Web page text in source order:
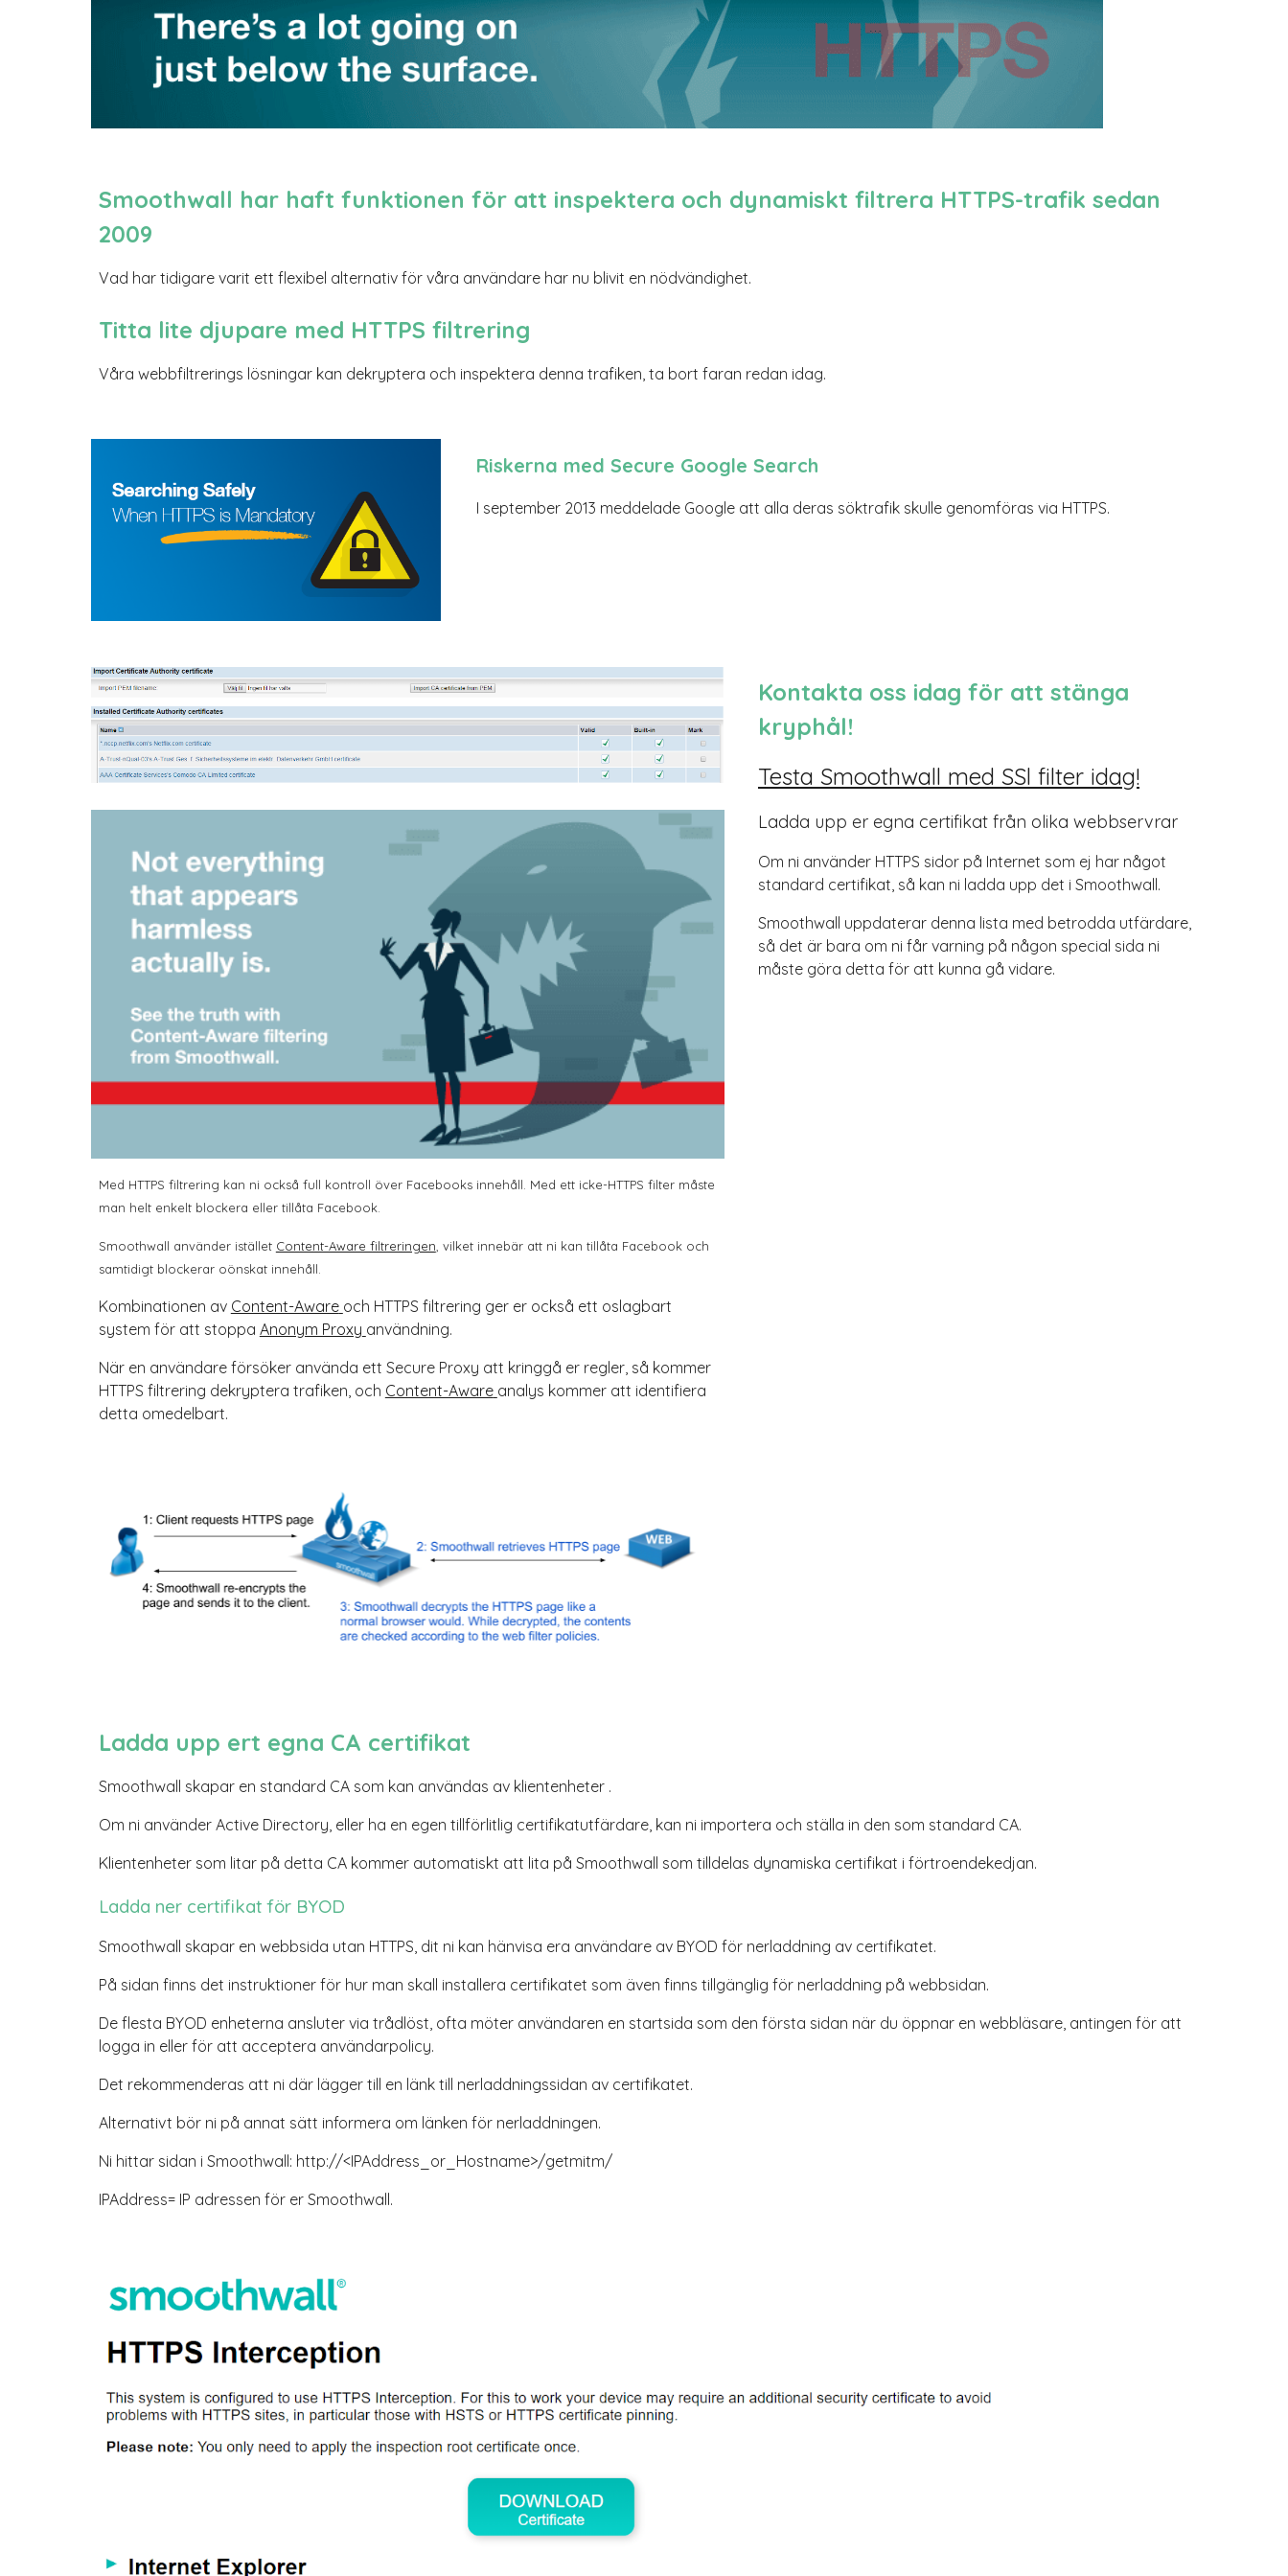
Smoothwall har haft funktionen för att inspektera och dynamiskt filtrera HTTPS-trafik sedan
2009
Vad har tidigare varit ett flexibel alternativ för våra användare har nu blivit en nödvändighet.
Titta lite djupare med HTTPS filtrering
Våra webbfiltrerings lösningar kan dekryptera och inspektera denna trafiken, ta bort faran redan idag.
Riskerna med Secure Google Search
I september 2013 meddelade Google att alla deras söktrafik skulle genomföras via HTTPS.
Med HTTPS filtrering kan ni också full kontroll över Facebooks innehåll. Med ett icke-HTTPS filter måste
man helt enkelt blockera eller tillåta Facebook.
Smoothwall använder istället Content-Aware filtreringen , vilket innebär att ni kan tillåta Facebook och
samtidigt blockerar oönskat innehåll.
Kombinationen av Content-Aware och HTTPS filtrering ger er också ett oslagbart
system för att stoppa Anonym Proxy användning.
När en användare försöker använda ett Secure Proxy att kringgå er regler, så kommer
HTTPS filtrering dekryptera trafiken, och Content-Aware analys kommer att identifiera
detta omedelbart.
Kontakta oss idag för att stänga
kryphål!
Testa Smoothwall med SSl filter idag!
Ladda upp er egna certifikat från olika webbservrar
Om ni använder HTTPS sidor på Internet som ej har något
standard certifikat, så kan ni ladda upp det i Smoothwall.
Smoothwall uppdaterar denna lista med betrodda utfärdare,
så det är bara om ni får varning på någon special sida ni
måste göra detta för att kunna gå vidare.
Ladda upp ert egna CA certifikat
Smoothwall skapar en standard CA som kan användas av klientenheter .
Om ni använder Active Directory, eller ha en egen tillförlitlig certifikatutfärdare, kan ni importera och ställa in den som standard CA.
Klientenheter som litar på detta CA kommer automatiskt att lita på Smoothwall som tilldelas dynamiska certifikat i förtroendekedjan.
Ladda ner certifikat för BYOD
Smoothwall skapar en webbsida utan HTTPS, dit ni kan hänvisa era användare av BYOD för nerladdning av certifikatet.
På sidan finns det instruktioner för hur man skall installera certifikatet som även finns tillgänglig för nerladdning på webbsidan.
De flesta BYOD enheterna ansluter via trådlöst, ofta möter användaren en startsida som den första sidan när du öppnar en webbläsare, antingen för att
logga in eller för att acceptera användarpolicy.
Det rekommenderas att ni där lägger till en länk till nerladdningssidan av certifikatet.
Alternativt bör ni på annat sätt informera om länken för nerladdningen.
Ni hittar sidan i Smoothwall: http://<IPAddress_or_Hostname>/getmitm/
IPAddress= IP adressen för er Smoothwall.